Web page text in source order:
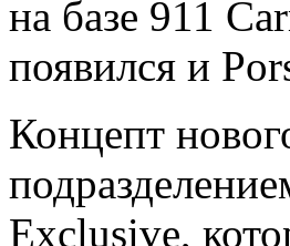
на базе 911
появился и
Концепт
Exclusive,